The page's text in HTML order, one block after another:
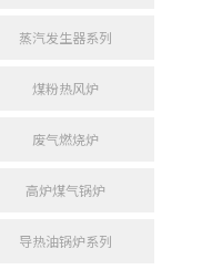
蒸汽发生器系列
煤粉热风炉
废气燃烧炉
高炉煤气锅炉
导热油锅炉系列